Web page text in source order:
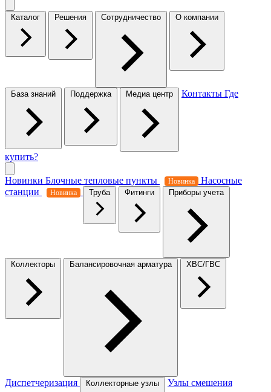
Каталог Решения Сотрудничество О компании
База знаний Поддержка Медиа центр Контакты Где
купить?
Новинки Блочные тепловые пункты Новинка
Насосные
станции
Новинка Труба Фитинги Приборы учета
Коллекторы Балансировочная арматура ХВС/ГВС
Диспетчеризация Коллекторные узлы Узлы смешения